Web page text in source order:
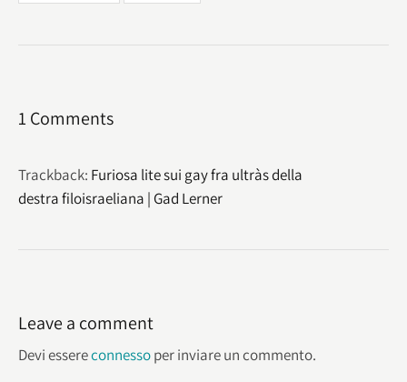
1 Comments
Trackback: Furiosa lite sui gay fra ultràs della
destra filoisraeliana | Gad Lerner
Leave a comment
Devi essereconnessoper inviare un commento.